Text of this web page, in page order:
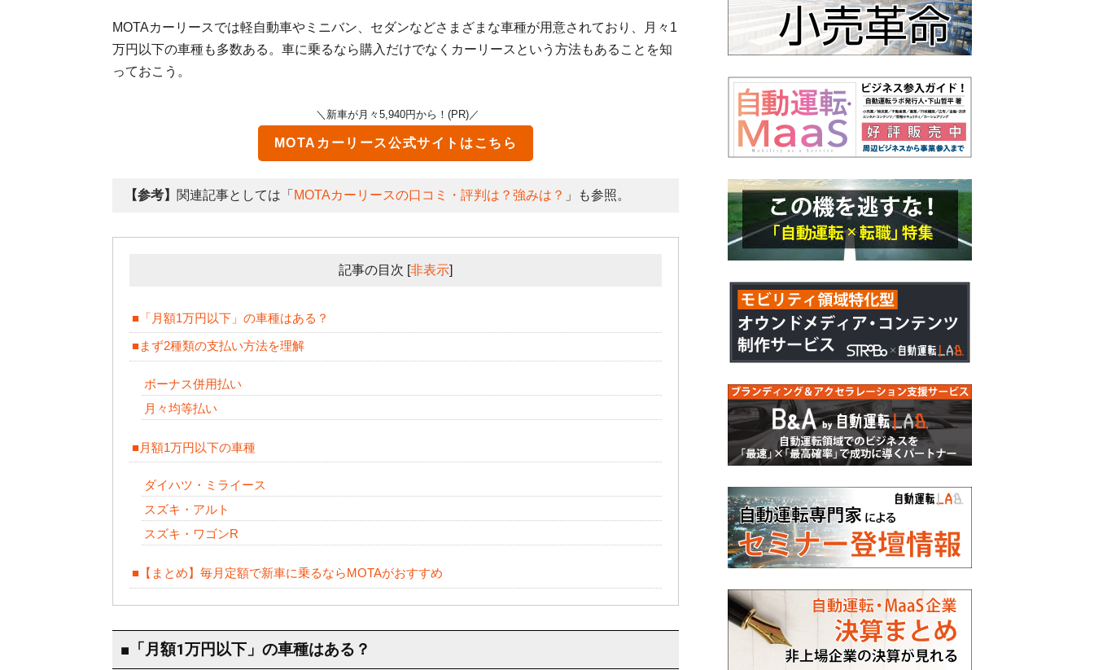
MOTAカーリースでは軽自動車やミニバン、セダンなどさまざまな車種が用意されており、月々1
万円以下の車種も多数ある。車に乗るなら購入だけでなくカーリースという方法もあることを知
っておこう。
＼新車が月々5,940円から！(PR)／
MOTAカーリース公式サイトはこちら
【参考】 関連記事としては「 MOTAカーリースの口コミ・評判は？強みは？ 」も参照。
記事の目次 [非表示]
■「月額1万円以下」の車種はある？
■まず2種類の支払い方法を理解
ボーナス併用払い
月々均等払い
■月額1万円以下の車種
ダイハツ・ミライース
スズキ・アルト
スズキ・ワゴンR
■【まとめ】毎月定額で新車に乗るならMOTAがおすすめ
■「月額1万円以下」の車種はある？